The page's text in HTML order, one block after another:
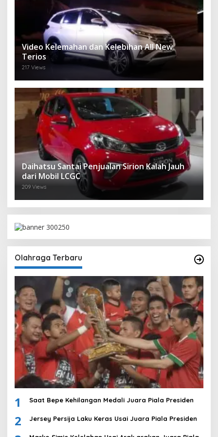
Video Kelemahan dan Kelebihan All New
Terios
217 Views
Daihatsu Santai Penjualan Sirion Kalah Jauh
dari Mobil LCGC
209 Views
Olahraga Terbaru
1 Saat Bepe Kehilangan Medali Juara Piala Presiden
2 Jersey Persija Laku Keras Usai Juara Piala Presiden